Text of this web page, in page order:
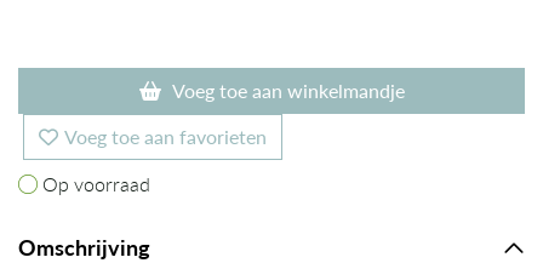
schadelijke chemicaliën. Het is ideaal voor het bewaren van
voedsel omdat het geen kleur, smaak of geur absorbeert.
Voeg toe aan winkelmandje
Voeg toe aan favorieten
Op voorraad
Op voorraad
Omschrijving